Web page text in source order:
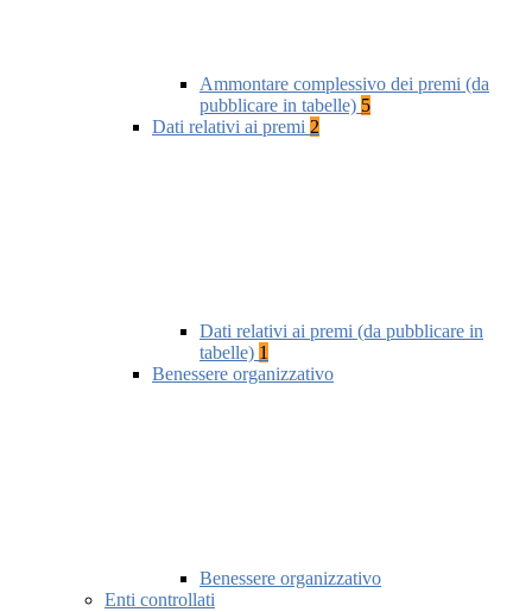
Ammontare complessivo dei premi (da
pubblicare in tabelle) 5
Dati relativi ai premi 2
Dati relativi ai premi (da pubblicare in
tabelle) 1
Benessere organizzativo
Benessere organizzativo
Enti controllati